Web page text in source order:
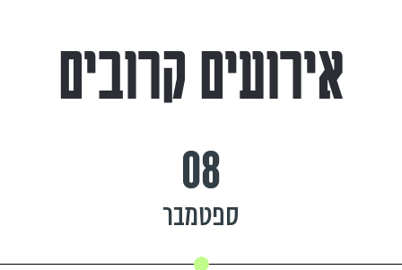
אירועים קרובים
08
ספטמבר